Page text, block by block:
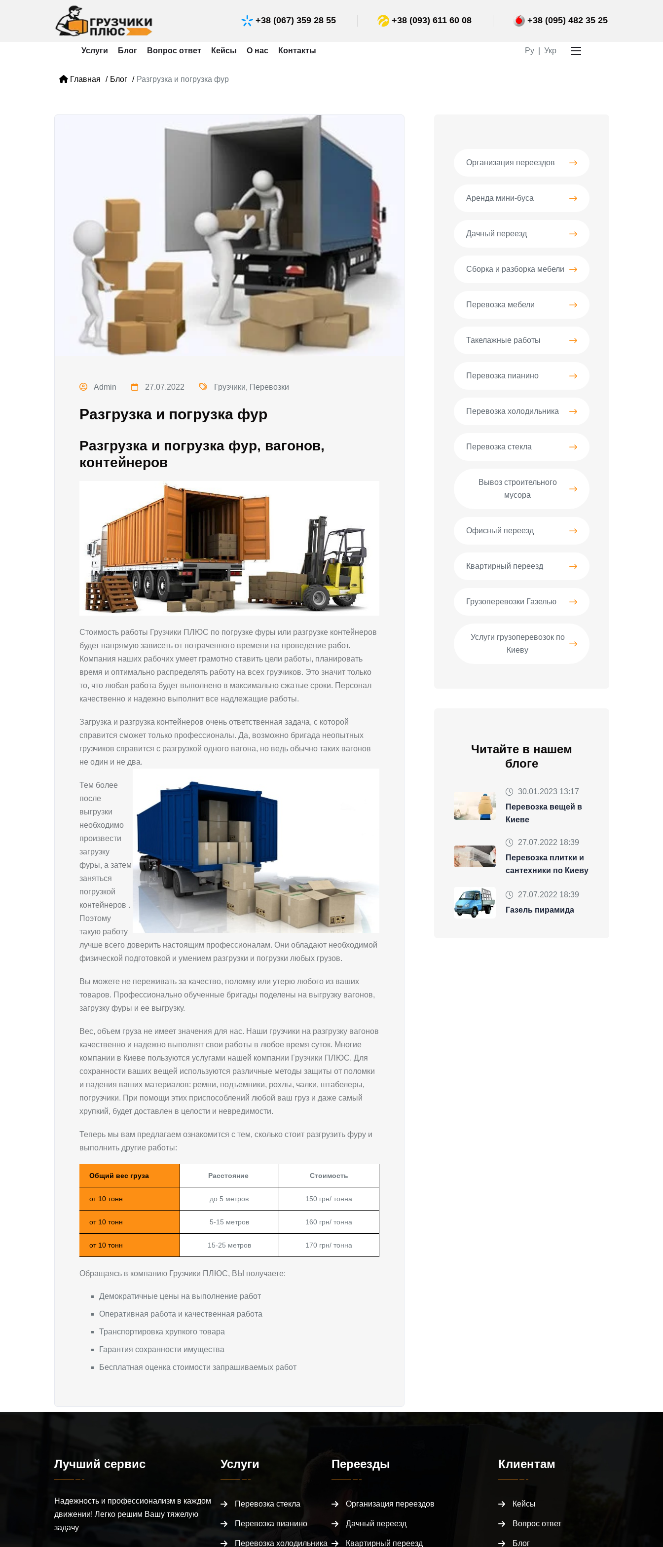
+38 (067) 359 28 55 +38 (093) 611 60 08 +38 (095) 482 35 25
Услуги Блог Вопрос ответ Кейсы О нас Контакты Ру| Укр
Главная Блог Разгрузка и погрузка фур
Admin 27.07.2022 Грузчики, Перевозки
Разгрузка и погрузка фур
Разгрузка и погрузка фур, вагонов,
контейнеров
Стоимость работы Грузчики ПЛЮС по погрузке фуры или разгрузке контейнеров
будет напрямую зависеть от потраченного времени на проведение работ.
Компания наших рабочих умеет грамотно ставить цели работы, планировать
время и оптимально распределять работу на всех грузчиков. Это значит только
то, что любая работа будет выполнено в максимально сжатые сроки. Персонал
качественно и надежно выполнит все надлежащие работы.
Загрузка и разгрузка контейнеров очень ответственная задача, с которой
справится сможет только профессионалы. Да, возможно бригада неопытных
грузчиков справится с разгрузкой одного вагона, но ведь обычно таких вагонов
не один и не два.
Тем более
после
выгрузки
необходимо
произвести
загрузку
фуры, а затем
заняться
погрузкой
контейнеров .
Поэтому
такую работу
лучше всего доверить настоящим профессионалам. Они обладают необходимой
физической подготовкой и умением разгрузки и погрузки любых грузов.
Вы можете не переживать за качество, поломку или утерю любого из ваших
товаров. Профессионально обученные бригады поделены на выгрузку вагонов,
загрузку фуры и ее выгрузку.
Вес, объем груза не имеет значения для нас. Наши грузчики на разгрузку вагонов
качественно и надежно выполнят свои работы в любое время суток. Многие
компании в Киеве пользуются услугами нашей компании Грузчики ПЛЮС. Для
сохранности ваших вещей используются различные методы защиты от поломки
и падения ваших материалов: ремни, подъемники, рохлы, чалки, штабелеры,
погрузчики. При помощи этих приспособлений любой ваш груз и даже самый
хрупкий, будет доставлен в целости и невредимости.
Теперь мы вам предлагаем ознакомится с тем, сколько стоит разгрузить фуру и
выполнить другие работы:
Общий вес груза Расстояние Стоимость
от 10 тонн до 5 метров 150 грн/ тонна
от 10 тонн 5-15 метров 160 грн/ тонна
от 10 тонн 15-25 метров 170 грн/ тонна
Обращаясь в компанию Грузчики ПЛЮС, ВЫ получаете:
Демократичные цены на выполнение работ
Оперативная работа и качественная работа
Транспортировка хрупкого товара
Гарантия сохранности имущества
Бесплатная оценка стоимости запрашиваемых работ
Организация переездов
Аренда мини-буса
Дачный переезд
Сборка и разборка мебели
Перевозка мебели
Такелажные работы
Перевозка пианино
Перевозка холодильника
Перевозка стекла
Вывоз строительного
мусора
Офисный переезд
Квартирный переезд
Грузоперевозки Газелью
Услуги грузоперевозок по
Киеву
Читайте в нашем
блоге
30.01.2023 13:17
Перевозка вещей в
Киеве
27.07.2022 18:39
Перевозка плитки и
сантехники по Киеву
27.07.2022 18:39
Газель пирамида
Лучший сервис
Надежность и профессионализм в каждом
движении! Легко решим Вашу тяжелую
задачу
Услуги
Перевозка стекла
Перевозка пианино
Перевозка холодильника
Переезды
Организация переездов
Дачный переезд
Квартирный переезд
Клиентам
Кейсы
Вопрос ответ
Блог